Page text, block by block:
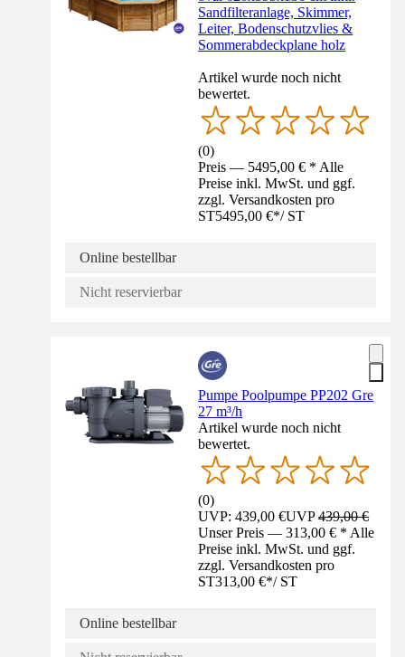
Sandfilteranlage, Skimmer,
Leiter, Bodenschutzvlies &
Sommerabdeckplane holz
Artikel wurde noch nicht
bewertet.
(0)
Preis — 5495,00 € * Alle
Preise inkl. MwSt. und ggf.
zzgl. Versandkosten pro
ST5495,00 €*/ ST
Online bestellbar
Nicht reservierbar
Pumpe Poolpumpe PP202 Gre
27 m³/h
Artikel wurde noch nicht
bewertet.
(0)
UVP: 439,00 €UVP439,00 €
Unser Preis — 313,00 € * Alle
Preise inkl. MwSt. und ggf.
zzgl. Versandkosten pro
ST313,00 €*/ ST
Online bestellbar